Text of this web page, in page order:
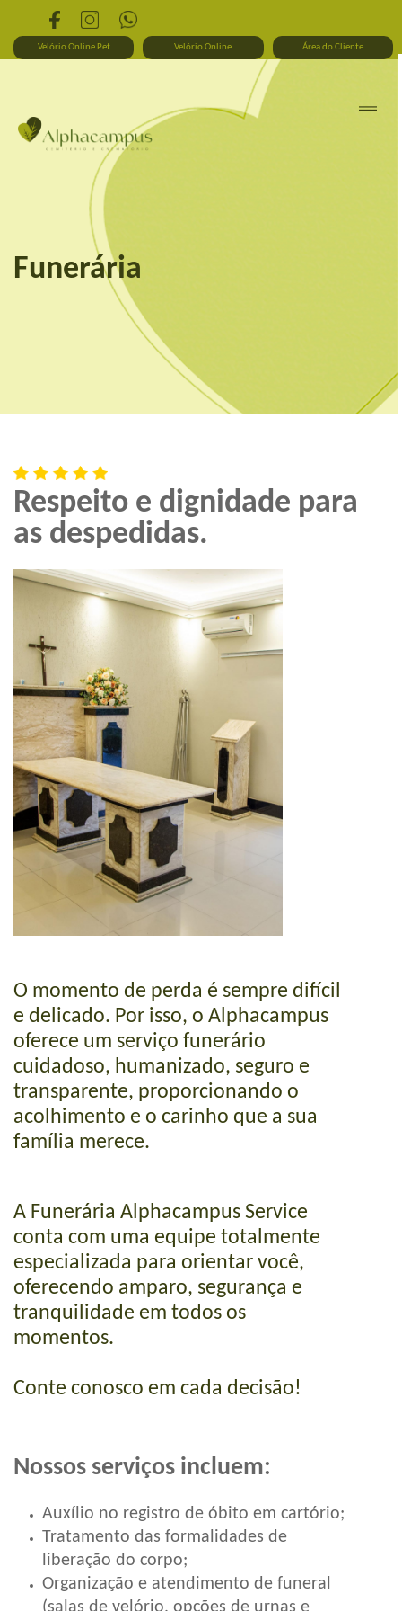
Velório Online Pet Velório Online Área do Cliente
Funerária
Respeito e dignidade para
as despedidas.
O momento de perda é sempre difícil
e delicado. Por isso, o Alphacampus
oferece um serviço funerário
cuidadoso, humanizado, seguro e
transparente, proporcionando o
acolhimento e o carinho que a sua
família merece.
A Funerária Alphacampus Service
conta com uma equipe totalmente
especializada para orientar você,
oferecendo amparo, segurança e
tranquilidade em todos os
momentos.
Conte conosco em cada decisão!
Nossos serviços incluem:
Auxílio no registro de óbito em cartório;
Tratamento das formalidades de
liberação do corpo;
Organização e atendimento de funeral
(salas de velório, opções de urnas e